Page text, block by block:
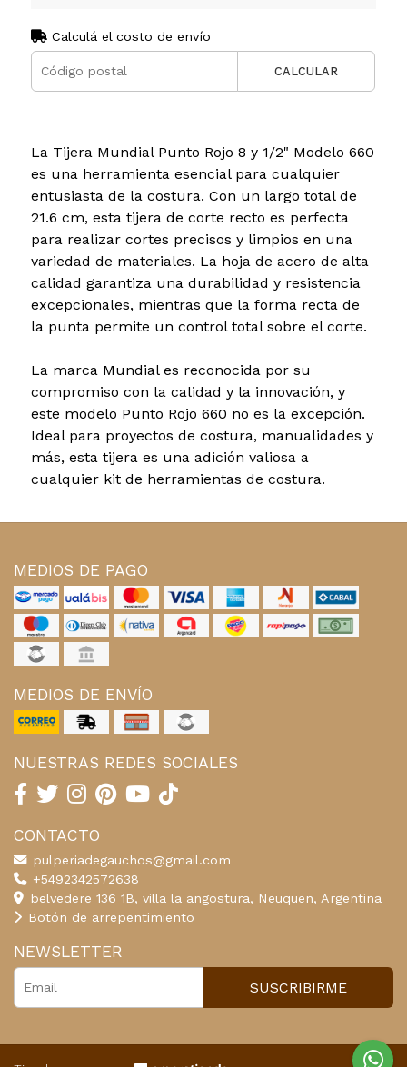
Calculá el costo de envío
CALCULAR
La Tijera Mundial Punto Rojo 8 y 1/2" Modelo 660
es una herramienta esencial para cualquier
entusiasta de la costura. Con un largo total de
21.6 cm, esta tijera de corte recto es perfecta
para realizar cortes precisos y limpios en una
variedad de materiales. La hoja de acero de alta
calidad garantiza una durabilidad y resistencia
excepcionales, mientras que la forma recta de
la punta permite un control total sobre el corte.
La marca Mundial es reconocida por su
compromiso con la calidad y la innovación, y
este modelo Punto Rojo 660 no es la excepción.
Ideal para proyectos de costura, manualidades y
más, esta tijera es una adición valiosa a
cualquier kit de herramientas de costura.
MEDIOS DE PAGO
MEDIOS DE ENVÍO
NUESTRAS REDES SOCIALES
CONTACTO
pulperiadegauchos@gmail.com
+5492342572638
belvedere 136 1B, villa la angostura, Neuquen, Argentina
Botón de arrepentimiento
NEWSLETTER
SUSCRIBIRME